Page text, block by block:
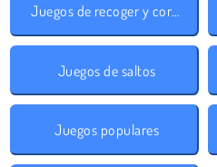
Juegos de recoger y correr
Juegos de saltos
Juegos populares